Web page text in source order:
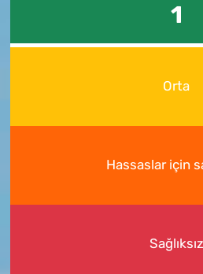
1
Orta
Hassaslar için
Sağlıksız